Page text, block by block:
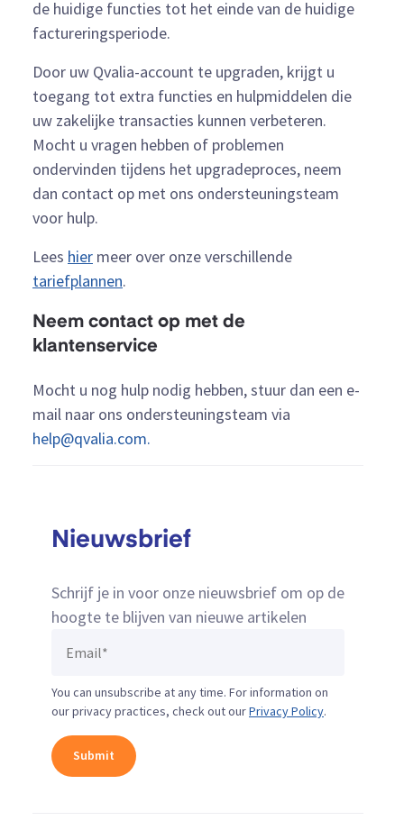
de huidige functies tot het einde van de huidige
factureringsperiode.
Door uw Qvalia-account te upgraden, krijgt u
toegang tot extra functies en hulpmiddelen die
uw zakelijke transacties kunnen verbeteren.
Mocht u vragen hebben of problemen
ondervinden tijdens het upgradeproces, neem
dan contact op met ons ondersteuningsteam
voor hulp.
Lees hier meer over onze verschillende
tariefplannen.
Neem contact op met de
klantenservice
Mocht u nog hulp nodig hebben, stuur dan een e-
mail naar ons ondersteuningsteam via
help@qvalia.com.
Nieuwsbrief
Schrijf je in voor onze nieuwsbrief om op de
hoogte te blijven van nieuwe artikelen
You can unsubscribe at any time. For information on
our privacy practices, check out ourPrivacy Policy.